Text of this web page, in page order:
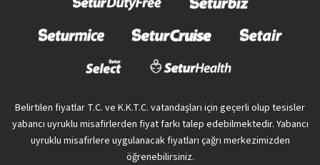
Belirtilen fiyatlar T.C. ve K.K.T.C. vatandaşları için geçerli olup tesisler
yabancı uyruklu misafirlerden fiyat farkı talep edebilmektedir. Yabancı
uyruklu misafirlere uygulanacak fiyatları çağrı merkezimizden
öğrenebilirsiniz.